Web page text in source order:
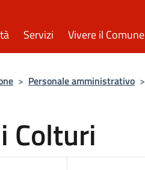
Servizi Vivere il Comune
> Personale amministrativo >
Colturi